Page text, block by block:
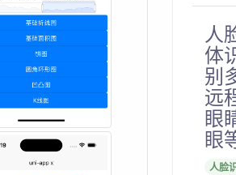
人
体
别
远
眼
眼
人脸